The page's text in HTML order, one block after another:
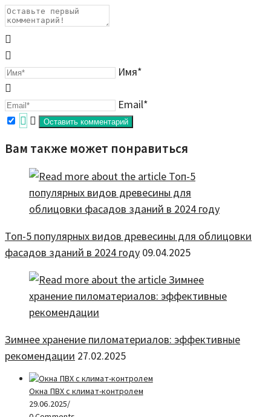
Имя*
Email*
Вам также может понравиться
Топ-5 популярных видов древесины для облицовки
фасадов зданий в 2024 году 09.04.2025
Зимнее хранение пиломатериалов: эффективные
рекомендации 27.02.2025
Окна ПВХ с климат-контролем
29.06.2025/